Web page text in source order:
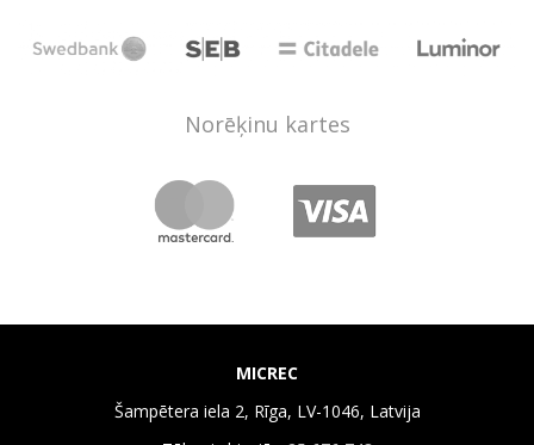
Norēķinu kartes
MICREC
Šampētera iela 2, Rīga, LV-1046, Latvija